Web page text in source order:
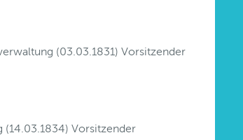
(03.03.1831) Vorsitzender
(14.03.1834) Vorsitzender